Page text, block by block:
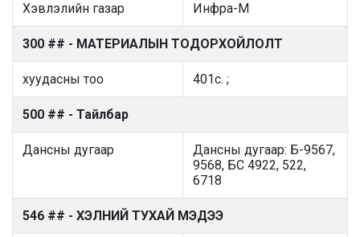
Хэвлэлийн газар Инфра-М
300 ## - МАТЕРИАЛЫН ТОДОРХОЙЛОЛТ
хуудасны тоо 401с. ;
500 ## - Тайлбар
Дансны дугаар
Дансны дугаар: Б-9567,
9568, БС 4922, 522,
6718
546 ## - ХЭЛНИЙ ТУХАЙ МЭДЭЭ